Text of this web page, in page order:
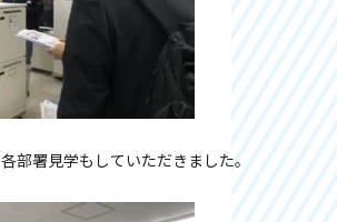
部署見学もしていただきました。